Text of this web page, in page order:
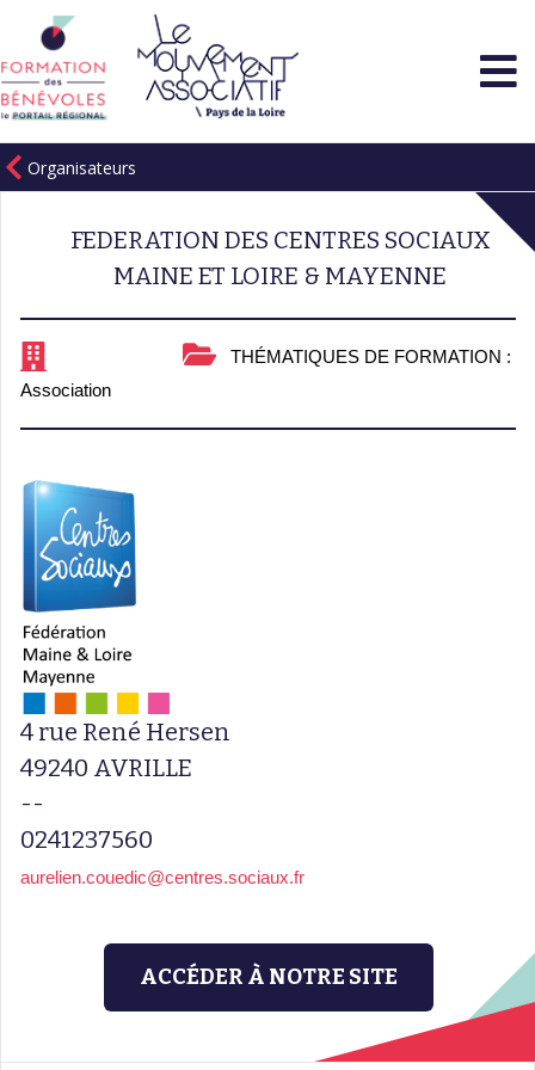
Organisateurs
FEDERATION DES CENTRES SOCIAUX
MAINE ET LOIRE & MAYENNE
Association
THÉMATIQUES DE FORMATION :
4 rue René Hersen
49240 AVRILLE
--
0241237560
aurelien.couedic@centres.sociaux.fr
ACCÉDER À NOTRE SITE